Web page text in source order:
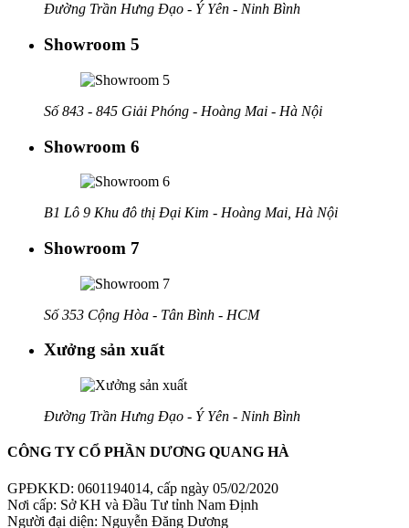
Đường Trần Hưng Đạo - Ý Yên - Ninh Bình
Showroom 5
Số 843 - 845 Giải Phóng - Hoàng Mai - Hà Nội
Showroom 6
B1 Lô 9 Khu đô thị Đại Kim - Hoàng Mai, Hà Nội
Showroom 7
Số 353 Cộng Hòa - Tân Bình - HCM
Xưởng sản xuất
Đường Trần Hưng Đạo - Ý Yên - Ninh Bình
CÔNG TY CỔ PHẦN DƯƠNG QUANG HÀ
GPĐKKD: 0601194014, cấp ngày 05/02/2020
Nơi cấp: Sở KH và Đầu Tư tỉnh Nam Định
Người đại diện: Nguyễn Đăng Dương